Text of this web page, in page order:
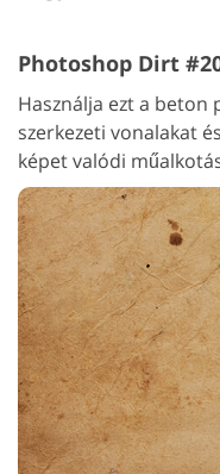
Photoshop Dirt
Használja ezt a
szerkezeti vonalakat
képet valódi